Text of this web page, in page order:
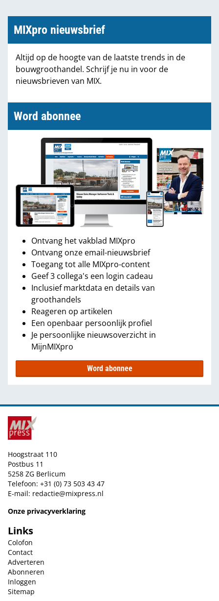
MIXpro nieuwsbrief
Altijd op de hoogte van de laatste trends in de
bouwgroothandel. Schrijf je nu in voor de
nieuwsbrieven van MIX.
Word abonnee
Ontvang het vakblad MIXpro
Ontvang onze email-nieuwsbrief
Toegang tot alle MIXpro-content
Geef 3 collega's een login cadeau
Inclusief marktdata en details van
groothandels
Reageren op artikelen
Een openbaar persoonlijk profiel
Je persoonlijke nieuwsoverzicht in
MijnMIXpro
Word abonnee
Hoogstraat 110
Postbus 11
5258 ZG Berlicum
Telefoon: +31 (0) 73 503 43 47
E-mail: redactie@mixpress.nl
Onze privacyverklaring
Links
Colofon
Contact
Adverteren
Abonneren
Inloggen
Sitemap